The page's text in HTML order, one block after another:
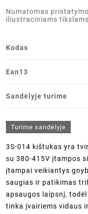
Numatomas
iliustraciniams
Kodas
Ean13
Sandėlyje turime
Turime sandėlyje
3S-014 kištukas yra
su 380-415V įtampos
įtampai veikiantys
saugias ir patikimas
apsaugos laipsnį,
tinka įvairiems vidaus